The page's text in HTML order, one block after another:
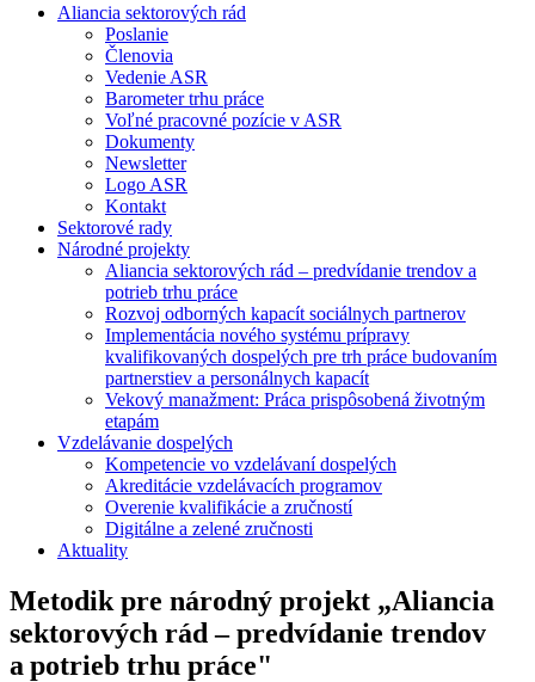
Aliancia sektorových rád
Poslanie
Členovia
Vedenie ASR
Barometer trhu práce
Voľné pracovné pozície v ASR
Dokumenty
Newsletter
Logo ASR
Kontakt
Sektorové rady
Národné projekty
Aliancia sektorových rád – predvídanie trendov a
potrieb trhu práce
Rozvoj odborných kapacít sociálnych partnerov
Implementácia nového systému prípravy
kvalifikovaných dospelých pre trh práce budovaním
partnerstiev a personálnych kapacít
Vekový manažment: Práca prispôsobená životným
etapám
Vzdelávanie dospelých
Kompetencie vo vzdelávaní dospelých
Akreditácie vzdelávacích programov
Overenie kvalifikácie a zručností
Digitálne a zelené zručnosti
Aktuality
Metodik pre národný projekt „Aliancia
sektorových rád – predvídanie trendov
a potrieb trhu práce"